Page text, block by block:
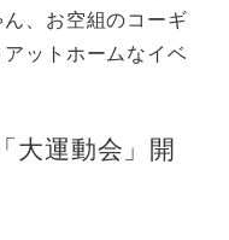
、お空組のコーギ
ットホームなイベ
大運動会」開